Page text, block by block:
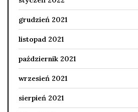
grudzień 2021
listopad 2021
październik 2021
wrzesień 2021
sierpień 2021